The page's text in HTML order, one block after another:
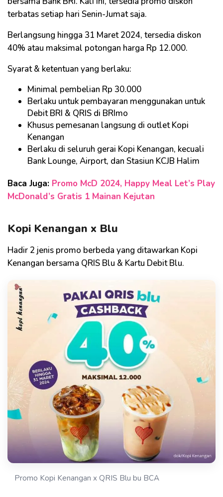
terbatas setiap hari Senin-Jumat saja.
Berlangsung hingga 31 Maret 2024, tersedia diskon
40% atau maksimal potongan harga Rp 12.000.
Syarat & ketentuan yang berlaku:
Minimal pembelian Rp 30.000
Berlaku untuk pembayaran menggunakan untuk
Debit BRI & QRIS di BRImo
Khusus pemesanan langsung di outlet Kopi
Kenangan
Berlaku di seluruh gerai Kopi Kenangan, kecuali
Bank Lounge, Airport, dan Stasiun KCJB Halim
Baca Juga: Promo McD 2024, Happy Meal Let’s Play
McDonald’s Gratis 1 Mainan Kejutan
Kopi Kenangan x Blu
Hadir 2 jenis promo berbeda yang ditawarkan Kopi
Kenangan bersama QRIS Blu & Kartu Debit Blu.
Promo Kopi Kenangan x QRIS Blu bu BCA